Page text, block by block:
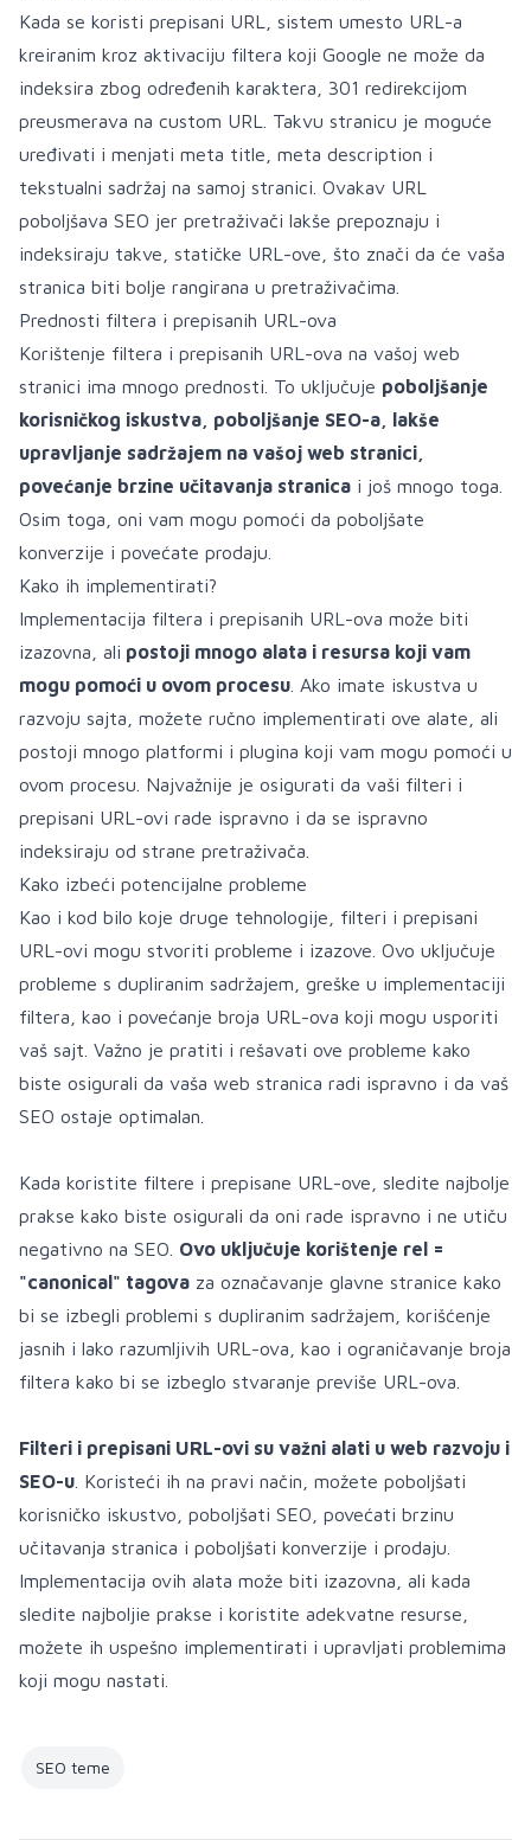
Kada se koristi prepisani URL, sistem umesto URL-a
kreiranim kroz aktivaciju filtera koji Google ne može da
indeksira zbog određenih karaktera, 301 redirekcijom
preusmerava na custom URL. Takvu stranicu je moguće
uređivati i menjati meta title, meta description i
tekstualni sadržaj na samoj stranici. Ovakav URL
poboljšava SEO jer pretraživači lakše prepoznaju i
indeksiraju takve, statičke URL-ove, što znači da će vaša
stranica biti bolje rangirana u pretraživačima.
Prednosti filtera i prepisanih URL-ova
Korištenje filtera i prepisanih URL-ova na vašoj web
stranici ima mnogo prednosti. To uključuje poboljšanje
korisničkog iskustva, poboljšanje SEO-a, lakše
upravljanje sadržajem na vašoj web stranici,
povećanje brzine učitavanja stranica i još mnogo toga.
Osim toga, oni vam mogu pomoći da poboljšate
konverzije i povećate prodaju.
Kako ih implementirati?
Implementacija filtera i prepisanih URL-ova može biti
izazovna, ali postoji mnogo alata i resursa koji vam
mogu pomoći u ovom procesu . Ako imate iskustva u
razvoju sajta, možete ručno implementirati ove alate, ali
postoji mnogo platformi i plugina koji vam mogu pomoći u
ovom procesu. Najvažnije je osigurati da vaši filteri i
prepisani URL-ovi rade ispravno i da se ispravno
indeksiraju od strane pretraživača.
Kako izbeći potencijalne probleme
Kao i kod bilo koje druge tehnologije, filteri i prepisani
URL-ovi mogu stvoriti probleme i izazove. Ovo uključuje
probleme s dupliranim sadržajem, greške u implementaciji
filtera, kao i povećanje broja URL-ova koji mogu usporiti
vaš sajt. Važno je pratiti i rešavati ove probleme kako
biste osigurali da vaša web stranica radi ispravno i da vaš
SEO ostaje optimalan.
Kada koristite filtere i prepisane URL-ove, sledite najbolje
prakse kako biste osigurali da oni rade ispravno i ne utiču
negativno na SEO. Ovo uključuje korištenje rel =
"canonical" tagova za označavanje glavne stranice kako
bi se izbegli problemi s dupliranim sadržajem, korišćenje
jasnih i lako razumljivih URL-ova, kao i ograničavanje broja
filtera kako bi se izbeglo stvaranje previše URL-ova.
Filteri i prepisani URL-ovi su važni alati u web razvoju i
SEO-u . Koristeći ih na pravi način, možete poboljšati
korisničko iskustvo, poboljšati SEO, povećati brzinu
učitavanja stranica i poboljšati konverzije i prodaju.
Implementacija ovih alata može biti izazovna, ali kada
sledite najboljie prakse i koristite adekvatne resurse,
možete ih uspešno implementirati i upravljati problemima
koji mogu nastati.
SEO teme